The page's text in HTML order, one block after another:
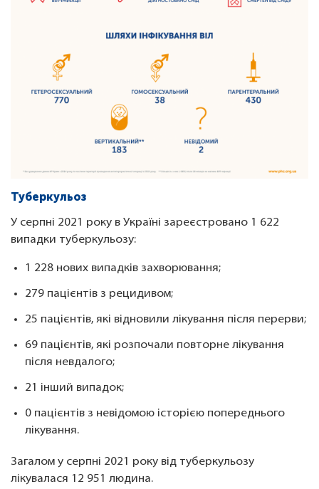
Туберкульоз
У серпні 2021 року в Україні зареєстровано 1 622
випадки туберкульозу:
1 228 нових випадків захворювання;
279 пацієнтів з рецидивом;
25 пацієнтів, які відновили лікування після перерви;
69 пацієнтів, які розпочали повторне лікування
після невдалого;
21 інший випадок;
0 пацієнтів з невідомою історією попереднього
лікування.
Загалом у серпні 2021 року від туберкульозу
лікувалася 12 951 людина.